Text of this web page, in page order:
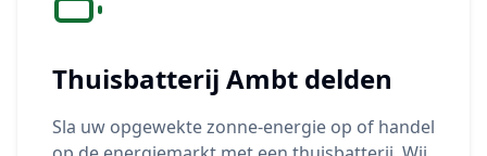
Thuisbatterij Ambt delden
Sla uw opgewekte zonne-energie op of handel